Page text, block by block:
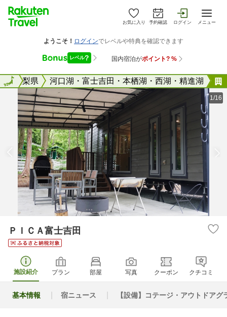
お気に入り 予約確認 ログイン メニュー
全国 山梨県 河口湖・富士吉田・本栖湖・西湖・精進湖
全国
1/16
ＰＩＣＡ富士吉田
施設紹介 プラン 部屋 写真 クーポン クチコミ
基本情報 宿ニュース 【設備】コテージ・アウトドアグ